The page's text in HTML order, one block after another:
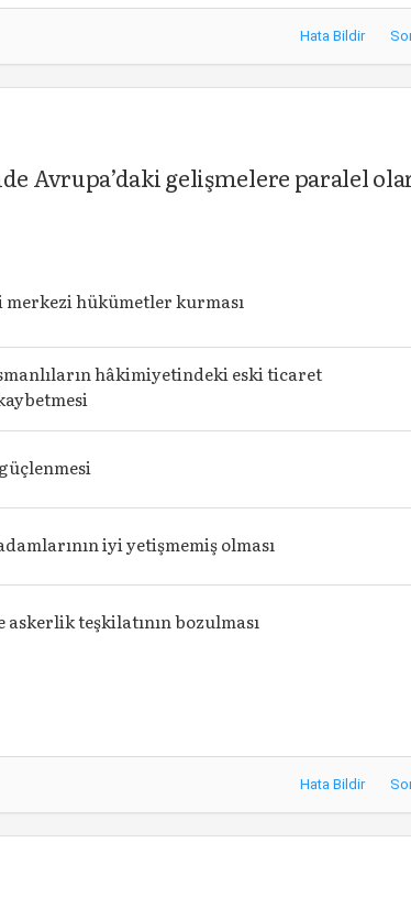
Hata Bildir
Avrupa’daki gelişmelere paralel
merkezi hükümetler kurması
hâkimiyetindeki eski ticaret
iyi yetişmemiş olması
askerlik teşkilatının bozulması
Hata Bildir